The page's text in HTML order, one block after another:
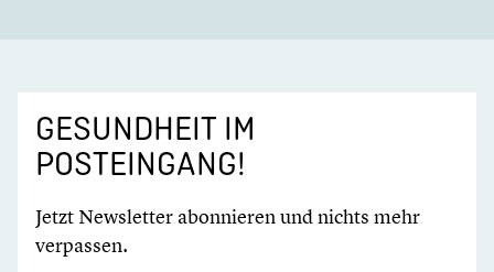
GESUNDHEIT IM
POSTEINGANG!
Jetzt Newsletter abonnieren und nichts mehr
verpassen.